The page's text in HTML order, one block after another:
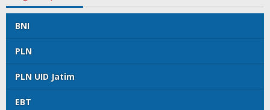
BNI
PLN
PLN UID Jatim
EBT